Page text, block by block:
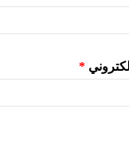
*